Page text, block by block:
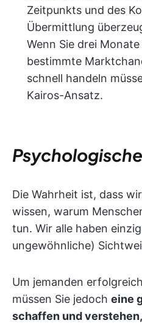
Zeitpunkts und des
Übermittlung
Wenn Sie drei
bestimmte
schnell handeln
Kairos-Ansatz.
Die Wahrheit ist, dass
wissen, warum
tun. Wir alle haben
ungewöhnliche)
Um jemanden
müssen Sie jedoch eine
schaffen und